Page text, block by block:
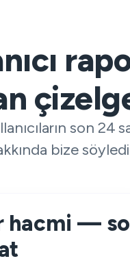
son 24
bize
hacmi —